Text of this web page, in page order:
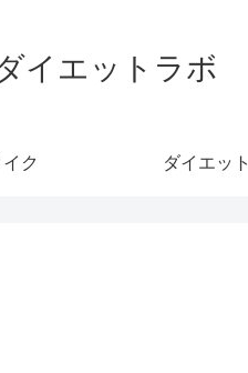
イエットラボ
イク ダイエット